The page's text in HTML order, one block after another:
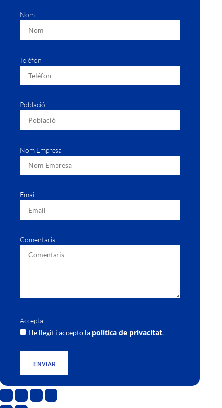
Nom
Teléfon
Població
Nom Empresa
Email
Comentaris
Accepta
He llegit i accepto la política de privacitat.
ENVIAR